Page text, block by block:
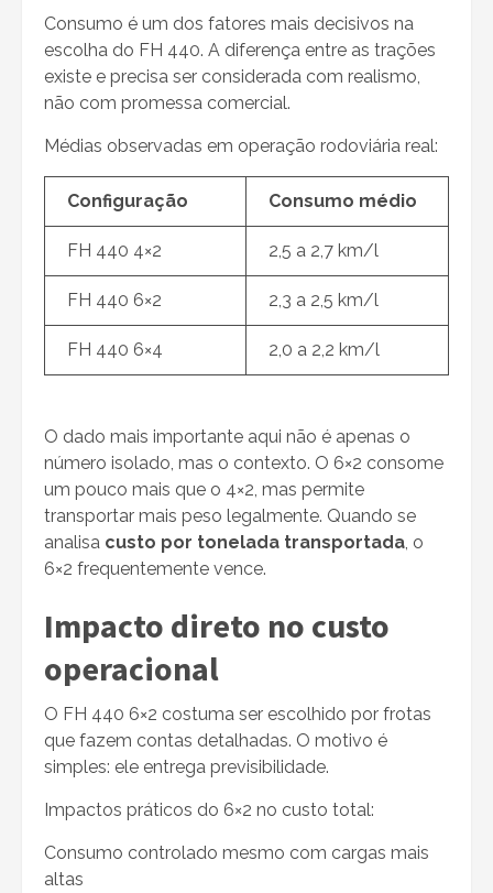
Consumo é um dos fatores mais decisivos na
escolha do FH 440. A diferença entre as trações
existe e precisa ser considerada com realismo,
não com promessa comercial.
Médias observadas em operação rodoviária real:
Configuração Consumo médio
FH 440 4×2 2,5 a 2,7 km/l
FH 440 6×2 2,3 a 2,5 km/l
FH 440 6×4 2,0 a 2,2 km/l
O dado mais importante aqui não é apenas o
número isolado, mas o contexto. O 6×2 consome
um pouco mais que o 4×2, mas permite
transportar mais peso legalmente. Quando se
analisa custo por tonelada transportada, o
6×2 frequentemente vence.
Impacto direto no custo
operacional
O FH 440 6×2 costuma ser escolhido por frotas
que fazem contas detalhadas. O motivo é
simples: ele entrega previsibilidade.
Impactos práticos do 6×2 no custo total:
Consumo controlado mesmo com cargas mais
altas